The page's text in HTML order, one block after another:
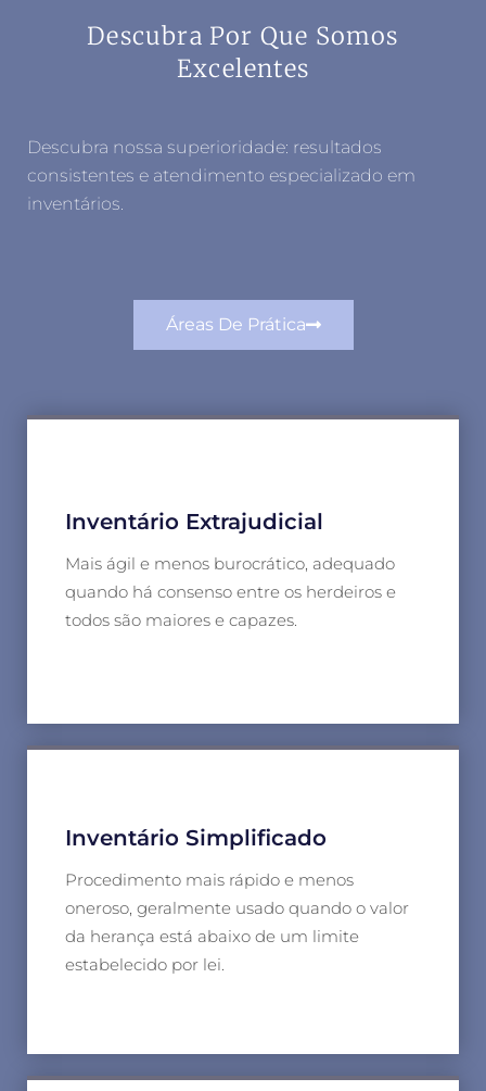
Descubra Por Que Somos
Excelentes
Descubra nossa superioridade: resultados
consistentes e atendimento especializado em
inventários.
Áreas De Prática
Inventário Extrajudicial
Mais ágil e menos burocrático, adequado
quando há consenso entre os herdeiros e
todos são maiores e capazes.
Inventário Simplificado
Procedimento mais rápido e menos
oneroso, geralmente usado quando o valor
da herança está abaixo de um limite
estabelecido por lei.